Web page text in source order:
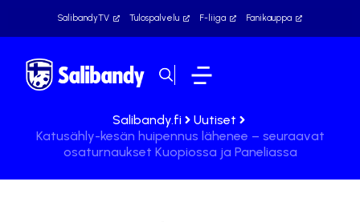
SalibandyTV Tulospalvelu F-liiga Fanikauppa
Salibandy.fi
Uutiset
Katusähly-kesän huipennus lähenee – seuraavat
osaturnaukset Kuopiossa ja Paneliassa